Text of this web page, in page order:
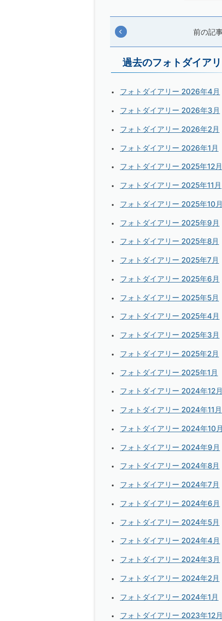
前の記
過去のフォトダイア
フォトダイアリー 2026年4月
フォトダイアリー 2026年3月
フォトダイアリー 2026年2月
フォトダイアリー 2026年1月
フォトダイアリー 2025年12月
フォトダイアリー 2025年11月
フォトダイアリー 2025年10
フォトダイアリー 2025年9月
フォトダイアリー 2025年8月
フォトダイアリー 2025年7月
フォトダイアリー 2025年6月
フォトダイアリー 2025年5月
フォトダイアリー 2025年4月
フォトダイアリー 2025年3月
フォトダイアリー 2025年2月
フォトダイアリー 2025年1月
フォトダイアリー 2024年12
フォトダイアリー 2024年11月
フォトダイアリー 2024年10
フォトダイアリー 2024年9月
フォトダイアリー 2024年8月
フォトダイアリー 2024年7月
フォトダイアリー 2024年6月
フォトダイアリー 2024年5月
フォトダイアリー 2024年4月
フォトダイアリー 2024年3月
フォトダイアリー 2024年2月
フォトダイアリー 2024年1月
フォトダイアリー 2023年12